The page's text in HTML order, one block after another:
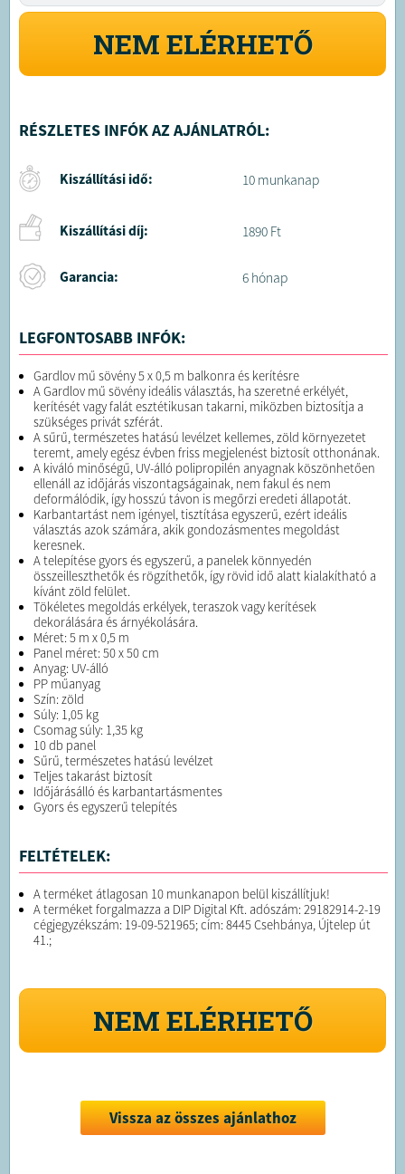
NEM ELÉRHETŐ
RÉSZLETES INFÓK AZ AJÁNLATRÓL:
Kiszállítási idő: 10 munkanap
Kiszállítási díj: 1890 Ft
Garancia: 6 hónap
LEGFONTOSABB INFÓK:
Gardlov mű sövény 5 x 0,5 m balkonra és kerítésre
A Gardlov mű sövény ideális választás, ha szeretné erkélyét,
kerítését vagy falát esztétikusan takarni, miközben biztosítja a
szükséges privát szférát.
A sűrű, természetes hatású levélzet kellemes, zöld környezetet
teremt, amely egész évben friss megjelenést biztosít otthonának.
A kiváló minőségű, UV-álló polipropilén anyagnak köszönhetően
ellenáll az időjárás viszontagságainak, nem fakul és nem
deformálódik, így hosszú távon is megőrzi eredeti állapotát.
Karbantartást nem igényel, tisztítása egyszerű, ezért ideális
választás azok számára, akik gondozásmentes megoldást
keresnek.
A telepítése gyors és egyszerű, a panelek könnyedén
összeilleszthetők és rögzíthetők, így rövid idő alatt kialakítható a
kívánt zöld felület.
Tökéletes megoldás erkélyek, teraszok vagy kerítések
dekorálására és árnyékolására.
Méret: 5 m x 0,5 m
Panel méret: 50 x 50 cm
Anyag: UV-álló
PP műanyag
Szín: zöld
Súly: 1,05 kg
Csomag súly: 1,35 kg
10 db panel
Sűrű, természetes hatású levélzet
Teljes takarást biztosít
Időjárásálló és karbantartásmentes
Gyors és egyszerű telepítés
FELTÉTELEK:
A terméket átlagosan 10 munkanapon belül kiszállítjuk!
A terméket forgalmazza a DIP Digital Kft. adószám: 29182914-2-19
cégjegyzékszám: 19-09-521965; cím: 8445 Csehbánya, Újtelep út
41.;
NEM ELÉRHETŐ
Vissza az összes ajánlathoz